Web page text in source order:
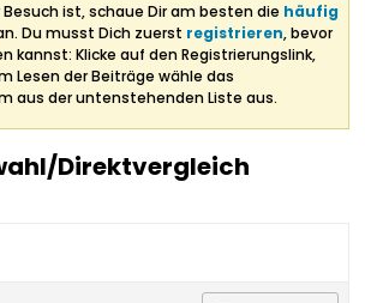
ist, schaue Dir am besten die häufig
Du musst Dich zuerst registrieren, bevor
kannst: Klicke auf den Registrierungslink,
Lesen der Beiträge wähle das
aus der untenstehenden Liste aus.
Direktvergleich